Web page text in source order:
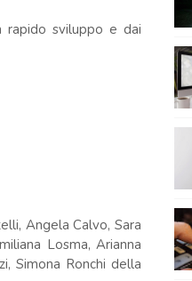
rapido sviluppo e dai
Angela Calvo, Sara
Losma, Arianna
Simona Ronchi della